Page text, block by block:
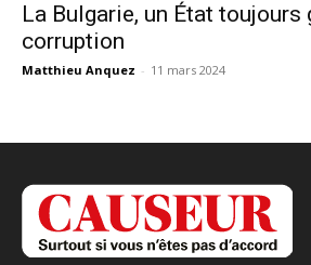
La Bulgarie, un État toujours
corruption
Matthieu Anquez - 11 mars 2024